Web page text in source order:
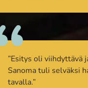
”Esitys oli viihdyttävä
Sanoma tuli selväksi
tavalla.”